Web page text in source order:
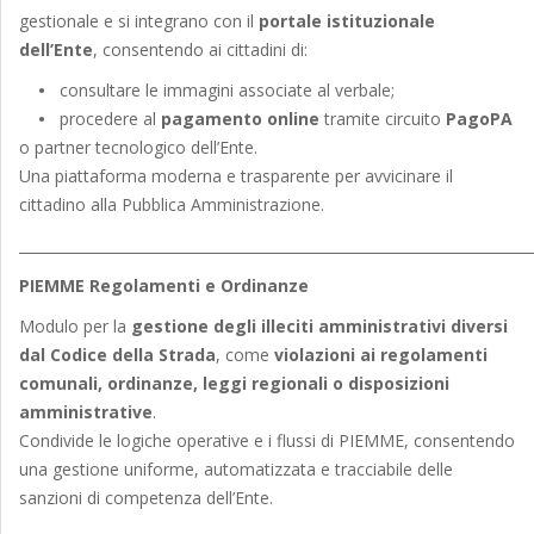
gestionale e si integrano con il portale istituzionale
dell’Ente, consentendo ai cittadini di:
• consultare le immagini associate al verbale;
• procedere al pagamento online tramite circuito PagoPA
o partner tecnologico dell’Ente.
Una piattaforma moderna e trasparente per avvicinare il
cittadino alla Pubblica Amministrazione.
PIEMME Regolamenti e Ordinanze
Modulo per la gestione degli illeciti amministrativi diversi
dal Codice della Strada, come violazioni ai regolamenti
comunali, ordinanze, leggi regionali o disposizioni
amministrative.
Condivide le logiche operative e i flussi di PIEMME, consentendo
una gestione uniforme, automatizzata e tracciabile delle
sanzioni di competenza dell’Ente.